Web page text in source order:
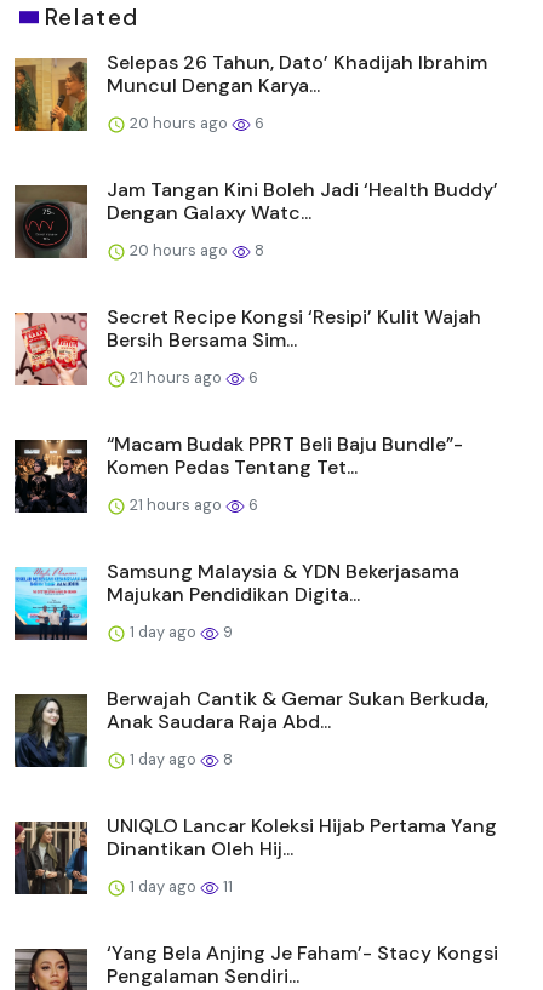
Related
Selepas 26 Tahun, Dato’ Khadijah Ibrahim
Muncul Dengan Karya...
20 hours ago 6
Jam Tangan Kini Boleh Jadi ‘Health Buddy’
Dengan Galaxy Watc...
20 hours ago 8
Secret Recipe Kongsi ‘Resipi’ Kulit Wajah
Bersih Bersama Sim...
21 hours ago 6
“Macam Budak PPRT Beli Baju Bundle”-
Komen Pedas Tentang Tet...
21 hours ago 6
Samsung Malaysia & YDN Bekerjasama
Majukan Pendidikan Digita...
1 day ago 9
Berwajah Cantik & Gemar Sukan Berkuda,
Anak Saudara Raja Abd...
1 day ago 8
UNIQLO Lancar Koleksi Hijab Pertama Yang
Dinantikan Oleh Hij...
1 day ago 11
‘Yang Bela Anjing Je Faham’- Stacy Kongsi
Pengalaman Sendiri...